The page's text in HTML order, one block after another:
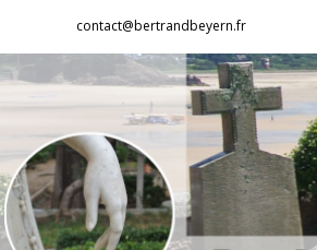
contenu
contact@bertrandbeyern.fr